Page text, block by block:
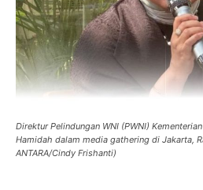
Direktur Pelindungan WNI (PWNI)
Hamidah dalam media gathering di Jakarta,
ANTARA/Cindy Frishanti)